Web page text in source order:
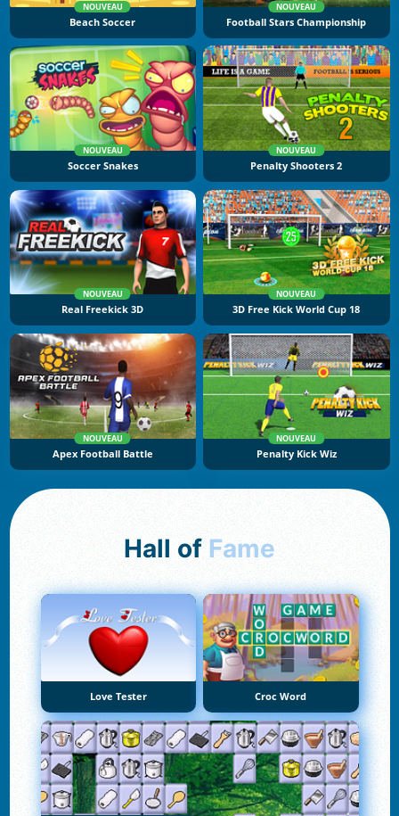
NOUVEAU
Beach Soccer
NOUVEAU
Football Stars Championship
NOUVEAU
Soccer Snakes
NOUVEAU
Penalty Shooters 2
NOUVEAU
Real Freekick 3D
NOUVEAU
3D Free Kick World Cup 18
NOUVEAU
Apex Football Battle
NOUVEAU
Penalty Kick Wiz
Hall of Fame
Love Tester Croc Word